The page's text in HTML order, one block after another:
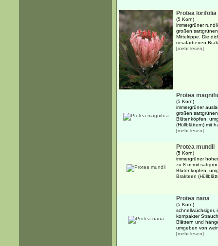
Protea lorifolia
(5 Korn)
immergrüner
großen
Mittelrippe. Die
rosafarbenen
[mehr lesen]
Protea
(5 Korn)
immergrüner
großen
Blütenköpfen,
(Hüllblättern) mit
[mehr lesen]
Protea mundii
(5 Korn)
immergrüner
zu 8 m mit
Blütenköpfen,
Brakteen
Protea nana
(5 Korn)
schnellwüchsiger,
kompakter
Blättern und
umgeben von
[mehr lesen]